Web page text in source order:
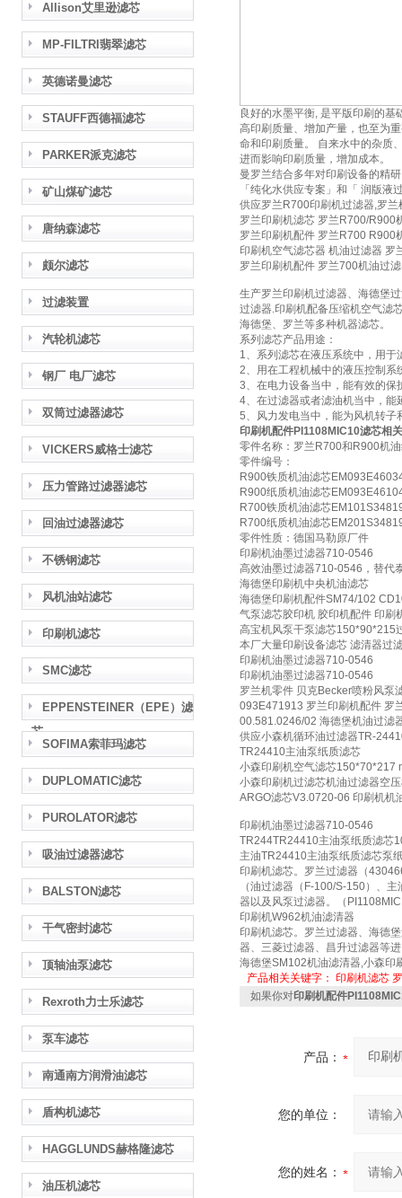
Allison艾里逊滤芯
MP-FILTRI翡翠滤芯
英德诺曼滤芯
STAUFF西德福滤芯
PARKER派克滤芯
矿山煤矿滤芯
唐纳森滤芯
颇尔滤芯
过滤装置
汽轮机滤芯
钢厂 电厂滤芯
双筒过滤器滤芯
VICKERS威格士滤芯
压力管路过滤器滤芯
回油过滤器滤芯
不锈钢滤芯
风机油站滤芯
印刷机滤芯
SMC滤芯
EPPENSTEINER（EPE）滤
芯
SOFIMA索菲玛滤芯
DUPLOMATIC滤芯
PUROLATOR滤芯
吸油过滤器滤芯
BALSTON滤芯
干气密封滤芯
顶轴油泵滤芯
Rexroth力士乐滤芯
泵车滤芯
南通南方润滑油滤芯
盾构机滤芯
HAGGLUNDS赫格隆滤芯
油压机滤芯
良好的水墨平衡, 是平版印刷的
高印刷质量、增加产量，也至为
命和印刷质量。 自来水中的杂质
进而影响印刷质量，增加成本。
曼罗兰结合多年对印刷设备的精
「纯化水供应专案」和「 润版液
供应罗兰R700印刷机过滤器,罗
罗兰印刷机滤芯 罗兰R700/R900
罗兰印刷机配件 罗兰R700 R900
印刷机空气滤芯器 机油过滤器
罗兰印刷机配件 罗兰700机油过
生产罗兰印刷机过滤器、海德堡
过滤器.印刷机配备压缩机空气滤
海德堡、罗兰等多种机器滤芯。
系列滤芯产品用途：
1、系列滤芯在液压系统中，用
2、用在工程机械中的液压控制系
3、在电力设备当中，能有效的保
4、在过滤器或者滤油机当中，能
5、风力发电当中，能为风机转子
印刷机配件PI1108MIC10滤芯相
零件名称：罗兰R700和R900机
零件编号：
R900铁质机油滤芯
R900纸质机油滤芯
R700铁质机油滤芯
R700纸质机油滤芯
零件性质：德国马勒原厂件
印刷机油墨过滤器710-0546
高效油墨过滤器710-0546，替代
海德堡印刷机中央机油滤芯
海德堡印刷机配件SM74/102
气泵滤芯胶印机 胶印机配件 印刷
高宝机风泵干泵滤芯150*90*215
本厂大量印刷设备滤芯 滤清器过
印刷机油墨过滤器710-0546
印刷机油墨过滤器710-0546
罗兰机零件 贝克Becker喷粉风泵
093E471913 罗兰印刷机配件 罗
00.581.0246/02 海德堡机油过滤
供应小森机循环油过滤器TR-
TR24410主油泵纸质滤芯
小森印刷机空气滤芯150*70*217
小森印刷机过滤芯机油过滤器空
ARGO滤芯V3.0720-06 印刷机机
印刷机油墨过滤器710-0546
TR244TR24410主油泵纸质滤芯
主油TR24410主油泵纸质滤芯泵
印刷机滤芯。罗兰过滤器（
（油过滤器（F-100/S-150）、
器以及风泵过滤器。（
印刷机W962机油滤清器
印刷机滤芯。罗兰过滤器、海德
器、三菱过滤器、昌升过滤器等
海德堡SM102机油滤清器,小森印
产品相关关键字： 印刷机滤芯
如果你对印刷机配件
产品：
您的单位：
您的姓名：